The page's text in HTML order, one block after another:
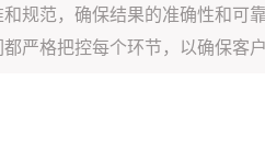
规范，确保结果的准确性和
严格把控每个环节，以确保客